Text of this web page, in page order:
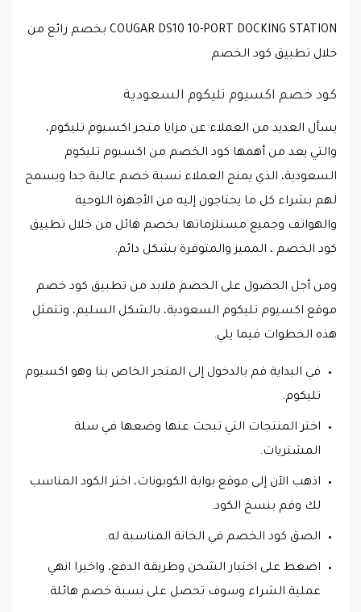
COUGAR DS10 10-PORT DOCKING STATION بخصم رائع من
خلال تطبيق كود الخصم
كود خصم اكسيوم تليكوم السعودية
يسأل العديد من العملاء عن مزايا متجر اكسيوم تليكوم،
والتي يعد من أهمها كود الخصم من اكسيوم تليكوم
السعودية، الذي يمنح العملاء نسبة خصم عالية جدا ويسمح
لهم بشراء كل ما يحتاجون إليه من الأجهزة اللوحية
والهواتف وجميع مستلزماتها بخصم هائل من خلال تطبيق
كود الخصم ، المميز والمتوفرة بشكل دائم.
ومن أجل الحصول على الخصم فلابد من تطبيق كود خصم
موقع اكسيوم تليكوم السعودية، بالشكل السليم، وتتمثل
هذه الخطوات فيما يلي.
في البداية قم بالدخول إلى المتجر الخاص بنا وهو اكسيوم
تليكوم.
اختر المنتجات التي تبحث عنها وضعها في سلة
المشتريات.
اذهب الآن إلى موقع بوابة الكوبونات، اختر الكود المناسب
لك وقم بنسخ الكود.
الصق كود الخصم في الخانة المناسبة له.
اضغط على اختيار الشحن وطريقة الدفع، واخيرا انهي
عملية الشراء وسوف تحصل على نسبة خصم هائلة.